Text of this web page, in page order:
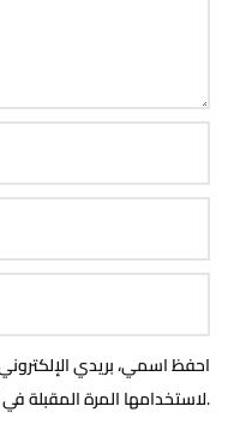
احفظ اسمي، بريدي
لاستخدامها المرة المقبلة في تعليقي.